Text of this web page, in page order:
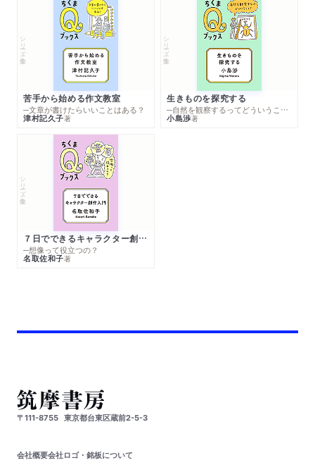
シリーズ・全集
苦手から始める作文教室
─文章が書けたらいいことはある？
津村記久子著
シリーズ・全集
生きものを探究する
─自然を観察するってどういうこと？
小島渉著
シリーズ・全集
７日でできるキャラクター創作入門
─想像って役立つの？
名取佐和子著
〒111-8755 東京都台東区蔵前2-5-3
会社概要会社ロゴ・銘板について